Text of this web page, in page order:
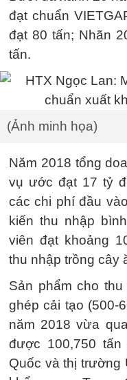
đạt chuẩn
đạt 80 tấn; Nhãn
tấn.
(Ảnh minh họa)
Năm 2018 tổng
vụ ước đạt 17 tỷ
các chi phí đầu
kiến thu nhập
viên đạt khoảng
thu nhập trồng cây
Sản phẩm cho
ghép cải tạo (500-
năm 2018 vừa
được 100,750
Quốc và thị trường